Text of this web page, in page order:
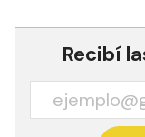
Recibí